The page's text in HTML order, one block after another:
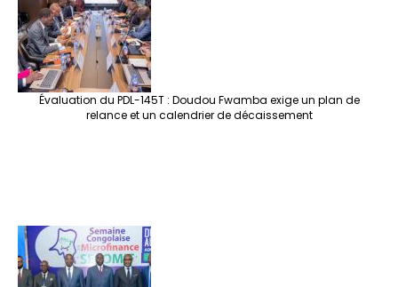
Évaluation du PDL-145T : Doudou Fwamba exige un plan de
relance et un calendrier de décaissement